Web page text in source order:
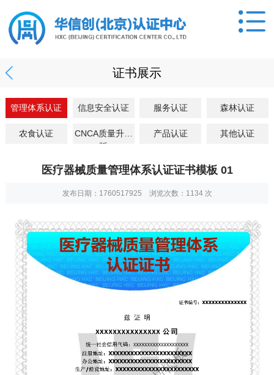
证书展示
管理体系认证 信息安全认证 服务认证 森林认证
农食认证
CNCA质量升级
版
产品认证 其他认证
医疗器械质量管理体系认证证书模板 01
发布日期：1760517925 浏览次数： 1134 次